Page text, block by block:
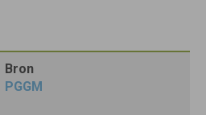
Bron
PGGM